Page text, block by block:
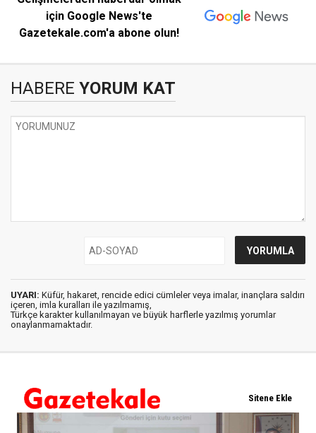
için Google News'te
Gazetekale.com'a abone olun!
HABERE YORUM KAT
UYARI: Küfür, hakaret, rencide edici cümleler veya imalar, inançlara saldırı
içeren, imla kuralları ile yazılmamış,
Türkçe karakter kullanılmayan ve büyük harflerle yazılmış yorumlar
onaylanmamaktadır.